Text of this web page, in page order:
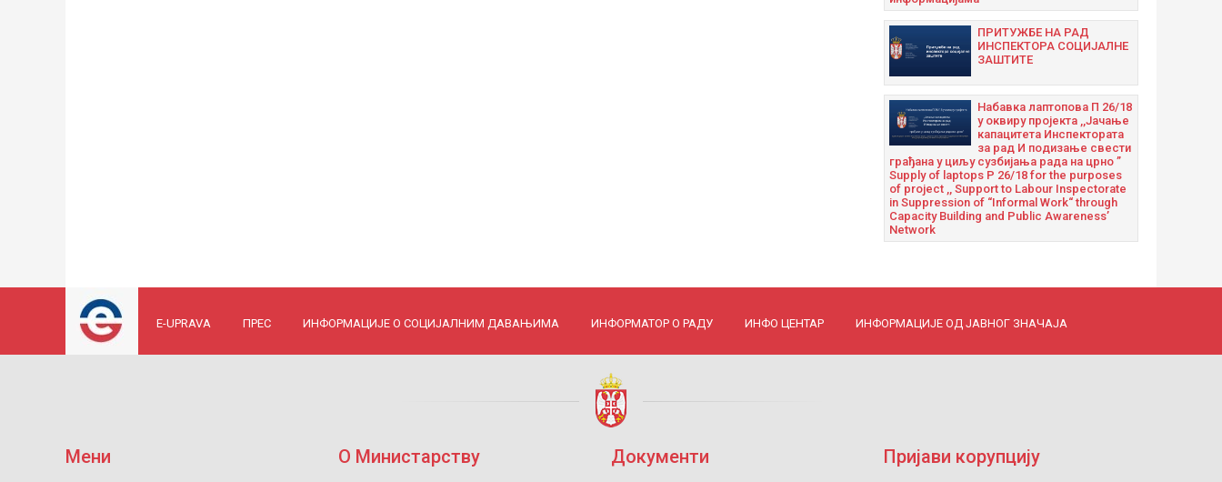
ПРИТУЖБЕ НА РАД
ИНСПЕКТОРА СОЦИЈАЛНЕ
ЗАШТИТЕ
Набавка лаптопова П 26/18
у оквиру пројекта ,,Јачање
капацитета Инспектората
за рад И подизање свести
грађана у циљу сузбијања рада на црно ”
Supply of laptops P 26/18 for the purposes
of project ,, Support to Labour Inspectorate
in Suppression of “Informal Work“ through
Capacity Building and Public Awareness’
Network
E-UPRAVA ПРЕС ИНФОРМАЦИЈЕ О СОЦИЈАЛНИМ ДАВАЊИМА ИНФОРМАТОР О РАДУ ИНФО ЦЕНТАР ИНФОРМАЦИЈЕ ОД ЈАВНОГ ЗНАЧАЈА
Мени О Министарству Документи Пријави корупцију